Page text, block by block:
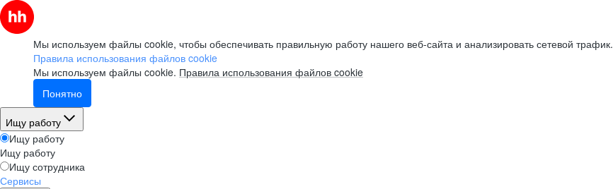
Мы используем файлы cookie, чтобы обеспечивать правильную работу нашего веб-сайта и анализировать сетевой трафик.
Правила использования файлов cookie
Мы используем файлы cookie. Правила использования файлов cookie
Понятно
Ищу работу
Ищу работу
Ищу работу
Ищу сотрудника
Сервисы